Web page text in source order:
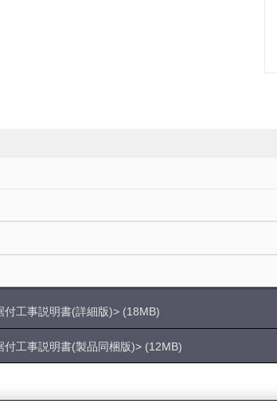
付工事説明書(詳細版)> (18MB)
付工事説明書(製品同梱版)> (12MB)